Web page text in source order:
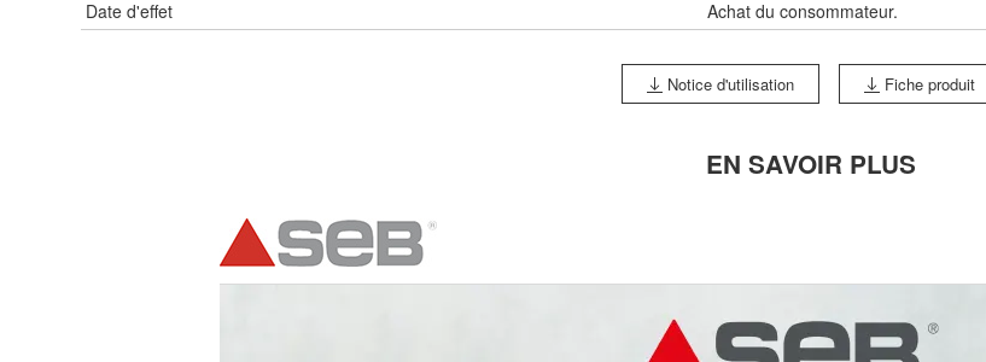
Date d'effet
Achat du consommateur.
Notice d'utilisation Fiche produit
EN SAVOIR PLUS